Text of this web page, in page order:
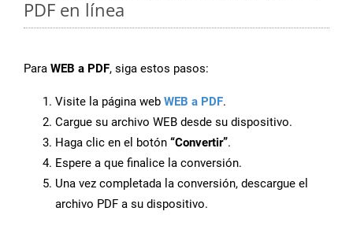
PDF en línea
Para WEB a PDF, siga estos pasos:
Visite la página web WEB a PDF.
Cargue su archivo WEB desde su dispositivo.
Haga clic en el botón “Convertir”.
Espere a que finalice la conversión.
Una vez completada la conversión, descargue el
archivo PDF a su dispositivo.